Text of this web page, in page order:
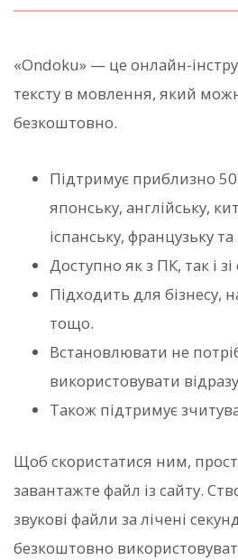
«Ondoku» — це онлайн-
тексту в мовлення, який
безкоштовно.
Підтримує приблизно
японську, англійську,
іспанську, французьку
Доступно як з ПК, так і
Підходить для бізнесу,
тощо.
Встановлювати не
використовувати
Також підтримує
Щоб скористатися ним,
завантажте файл із сайту.
звукові файли за лічені
безкоштовно